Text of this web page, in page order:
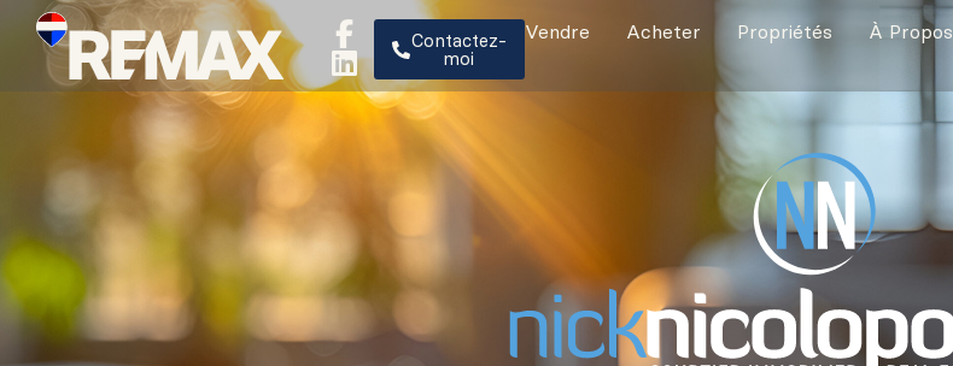
Contactez-
moi
Vendre Acheter Propriétés À Propos